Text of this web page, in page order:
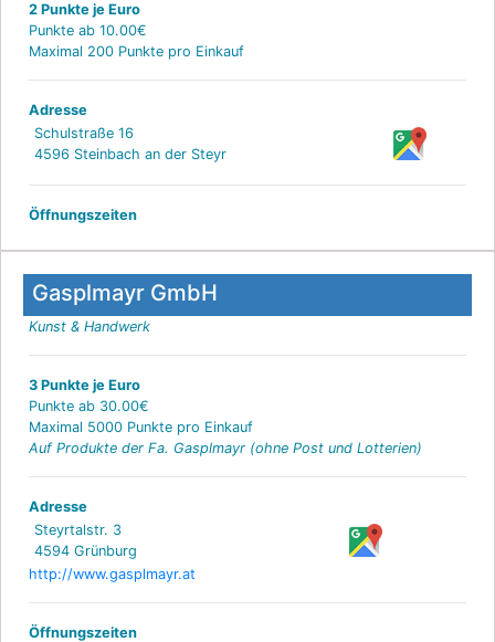
2 Punkte je Euro
Punkte ab 10.00€
Maximal 200 Punkte pro Einkauf
Adresse
Schulstraße 16
4596 Steinbach an der Steyr
Öffnungszeiten
Gasplmayr GmbH
Kunst & Handwerk
3 Punkte je Euro
Punkte ab 30.00€
Maximal 5000 Punkte pro Einkauf
Auf Produkte der Fa. Gasplmayr (ohne Post und Lotterien)
Adresse
Steyrtalstr. 3
4594 Grünburg
http://www.gasplmayr.at
Öffnungszeiten